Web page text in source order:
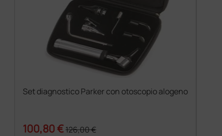
Set diagnostico Parker con otoscopio alogeno
100,80 €126,00 €